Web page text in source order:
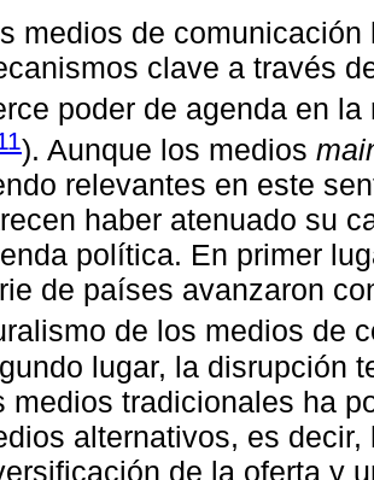
medios de
clave a través
poder de agenda en la
). Aunque los medios
relevantes en este
haber atenuado su
política. En primer
de países avanzaron
de los medios de
lugar, la disrupción
medios tradicionales ha
alternativos, es
de la oferta y